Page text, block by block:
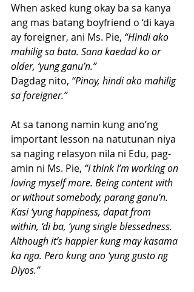
When asked kung okay ba sa kanya
ang mas batang boyfriend o ‘di kaya
ay foreigner, ani Ms. Pie, “Hindi ako
mahilig sa bata. Sana kaedad ko or
older, ‘yung ganu’n.”
Dagdag nito, “Pinoy, hindi ako mahilig
sa foreigner.”
At sa tanong namin kung ano’ng
important lesson na natutunan niya
sa naging relasyon nila ni Edu, pag-
amin ni Ms. Pie, “I think I’m working on
loving myself more. Being content with
or without somebody, parang ganu’n.
Kasi ‘yung happiness, dapat from
within, ‘di ba, ‘yung single blessedness.
Although it’s happier kung may kasama
ka nga. Pero kung ano ‘yung gusto ng
Diyos.”